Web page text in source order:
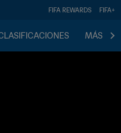
FIFA REWARDS FIFA+
MÁS